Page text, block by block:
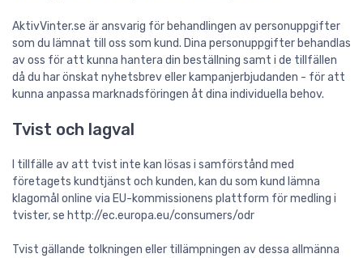
AktivVinter.se är ansvarig för behandlingen av personuppgifter
som du lämnat till oss som kund. Dina personuppgifter behandlas
av oss för att kunna hantera din beställning samt i de tillfällen
då du har önskat nyhetsbrev eller kampanjerbjudanden - för att
kunna anpassa marknadsföringen åt dina individuella behov.
Tvist och lagval
I tillfälle av att tvist inte kan lösas i samförstånd med
företagets kundtjänst och kunden, kan du som kund lämna
klagomål online via EU-kommissionens plattform för medling i
tvister, se http://ec.europa.eu/consumers/odr
Tvist gällande tolkningen eller tillämpningen av dessa allmänna